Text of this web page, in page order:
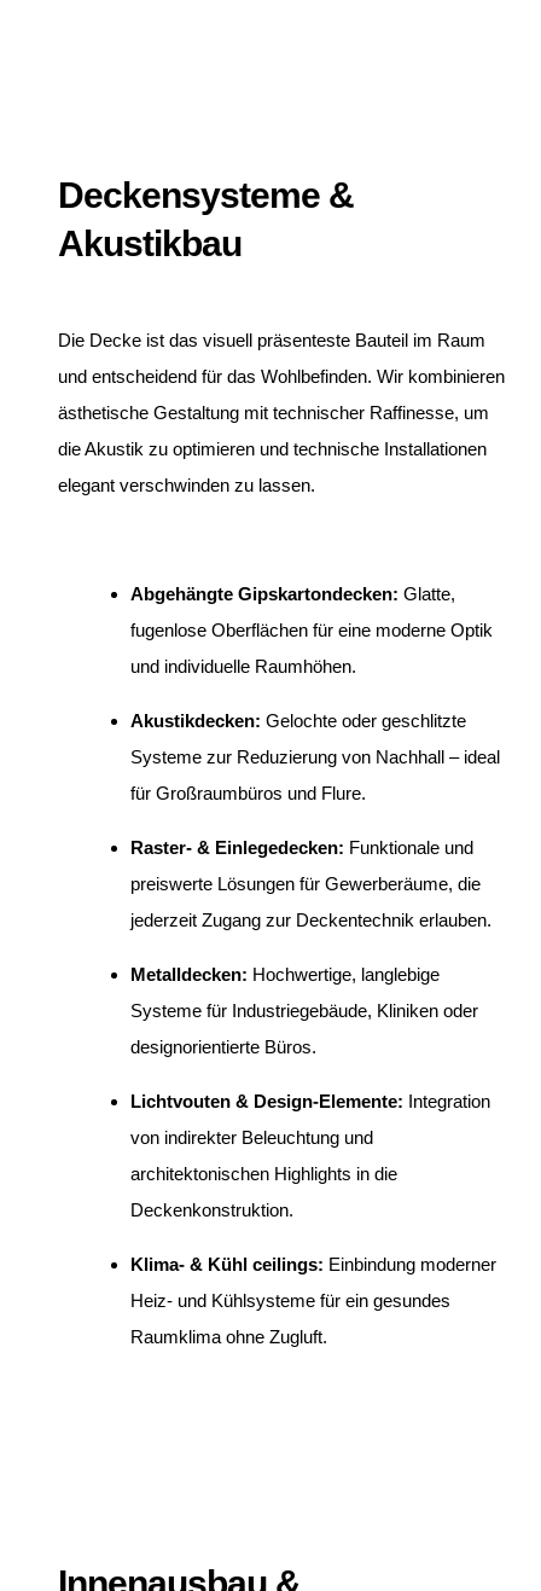
Deckensysteme &
Akustikbau
Die Decke ist das visuell präsenteste Bauteil im Raum
und entscheidend für das Wohlbefinden. Wir kombinieren
ästhetische Gestaltung mit technischer Raffinesse, um
die Akustik zu optimieren und technische Installationen
elegant verschwinden zu lassen.
Abgehängte Gipskartondecken: Glatte,
fugenlose Oberflächen für eine moderne Optik
und individuelle Raumhöhen.
Akustikdecken: Gelochte oder geschlitzte
Systeme zur Reduzierung von Nachhall – ideal
für Großraumbüros und Flure.
Raster- & Einlegedecken: Funktionale und
preiswerte Lösungen für Gewerberäume, die
jederzeit Zugang zur Deckentechnik erlauben.
Metalldecken: Hochwertige, langlebige
Systeme für Industriegebäude, Kliniken oder
designorientierte Büros.
Lichtvouten & Design-Elemente: Integration
von indirekter Beleuchtung und
architektonischen Highlights in die
Deckenkonstruktion.
Klima- & Kühl ceilings: Einbindung moderner
Heiz- und Kühlsysteme für ein gesundes
Raumklima ohne Zugluft.